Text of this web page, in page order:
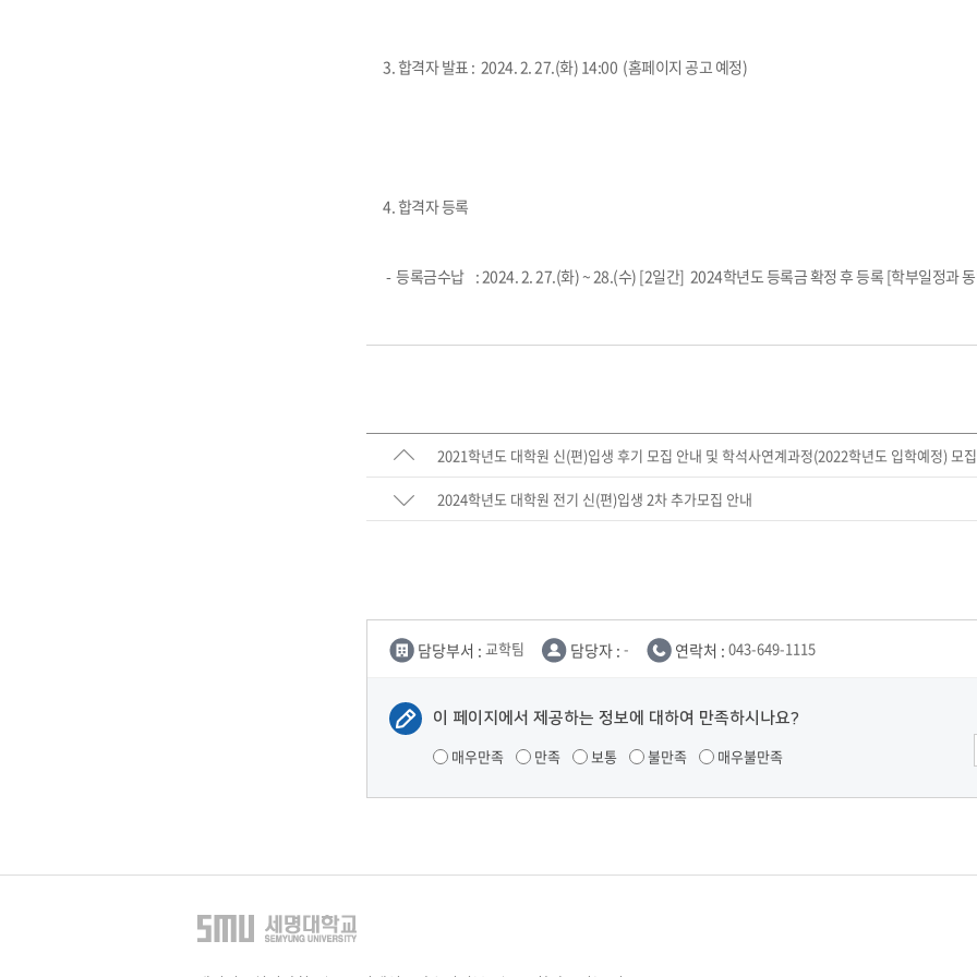
3. 합격자 발표 : 2024. 2. 27.(화) 14:00 (홈페이지 공고 예정)
4. 합격자 등록
- 등록금수납 : 2024. 2. 27.(화) ~ 28.(수) [2일간] 2024학년도 등록금 확정 후 등록 [학부일정과
2021학년도 대학원 신(편)입생 후기 모집 안내 및 학석사연계과정(2022학년도 입학예정) 모
2024학년도 대학원 전기 신(편)입생 2차 추가모집 안내
담당부서 : 교학팀 담당자 : - 연락처 : 043-649-1115
이 페이지에서 제공하는 정보에 대하여 만족하시나요?
매우만족 만족 보통 불만족 매우불만족